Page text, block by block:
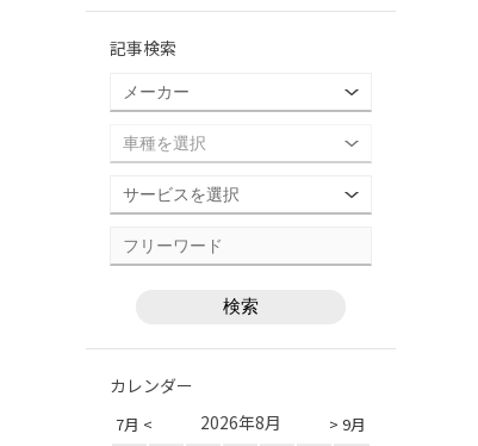
記事検索
カレンダー
7月 < > 9月
2026年8月